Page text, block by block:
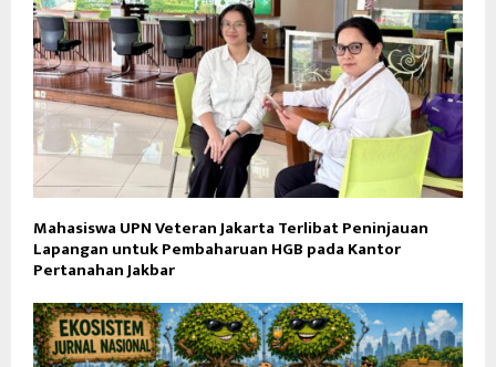
Mahasiswa UPN Veteran Jakarta Terlibat Peninjauan
Lapangan untuk Pembaharuan HGB pada Kantor
Pertanahan Jakbar